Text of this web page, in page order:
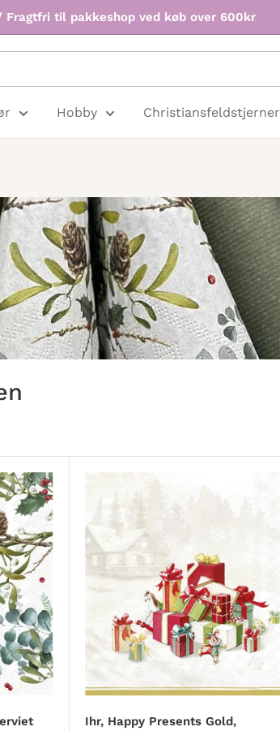
Fragtfri til pakkeshop ved køb over 600kr
Hobby Christiansfeldstjerner
Ihr, Happy Presents Gold,